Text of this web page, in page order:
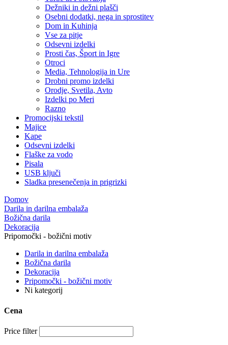
Dežniki in dežni plašči
Osebni dodatki, nega in sprostitev
Dom in Kuhinja
Vse za pitje
Odsevni izdelki
Prosti čas, Šport in Igre
Otroci
Media, Tehnologija in Ure
Drobni promo izdelki
Orodje, Svetila, Avto
Izdelki po Meri
Razno
Promocijski tekstil
Majice
Kape
Odsevni izdelki
Flaške za vodo
Pisala
USB ključi
Sladka presenečenja in prigrizki
Domov
Darila in darilna embalaža
Božična darila
Dekoracija
Pripomočki - božični motiv
Darila in darilna embalaža
Božična darila
Dekoracija
Pripomočki - božični motiv
Ni kategorij
Cena
Price filter